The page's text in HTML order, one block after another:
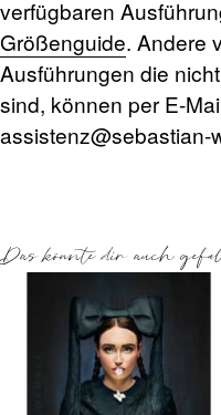
verfügbaren
Größenguide. Andere
Ausführungen die
sind, können per E-
assistenz@sebastian-
Das könnte dir auch